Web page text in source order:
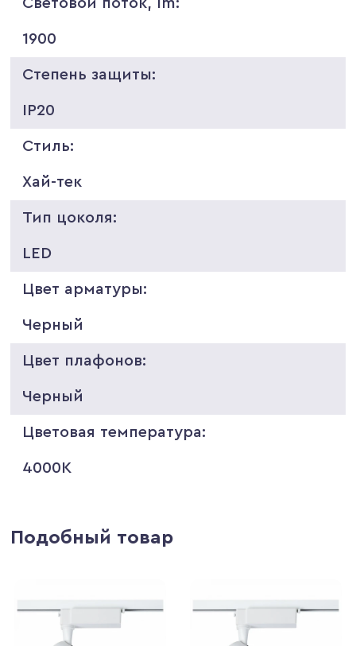
1900
Степень защиты:
IP20
Стиль:
Хай-тек
Тип цоколя:
LED
Цвет арматуры:
Черный
Цвет плафонов:
Черный
Цветовая температура:
4000K
Подобный товар